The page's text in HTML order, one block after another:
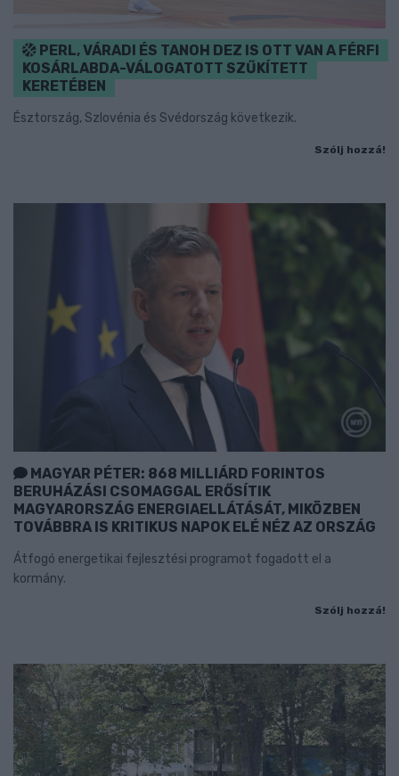
PERL, VÁRADI ÉS TANOH DEZ IS OTT VAN A FÉRFI
KOSÁRLABDA-VÁLOGATOTT SZŰKÍTETT
KERETÉBEN
Észtország, Szlovénia és Svédország következik.
Szólj hozzá!
MAGYAR PÉTER: 868 MILLIÁRD FORINTOS
BERUHÁZÁSI CSOMAGGAL ERŐSÍTIK
MAGYARORSZÁG ENERGIAELLÁTÁSÁT, MIKÖZBEN
TOVÁBBRA IS KRITIKUS NAPOK ELÉ NÉZ AZ ORSZÁG
Átfogó energetikai fejlesztési programot fogadott el a
kormány.
Szólj hozzá!